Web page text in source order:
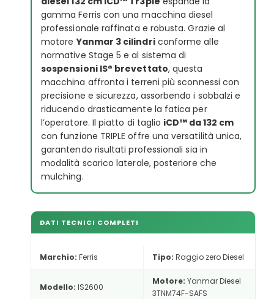
gamma Ferris con una macchina diesel
professionale raffinata e robusta. Grazie al
motoreYanmar 3 cilindriconforme alle
normative Stage 5 e al sistema di
sospensioni IS® brevettato, questa
macchina affronta i terreni più sconnessi con
precisione e sicurezza, assorbendo i sobbalzi e
riducendo drasticamente la fatica per
l’operatore. Il piatto di taglio iCD™ da 132 cm
con funzione TRIPLE offre una versatilità unica,
garantendo risultati professionali sia in
modalità scarico laterale, posteriore che
mulching.
DATI TECNICI COMPLETI
Marchio: Ferris Tipo: Raggio zero Diesel
Modello: IS2600
Motore: Yanmar Diesel
3TNM74F-SAFS